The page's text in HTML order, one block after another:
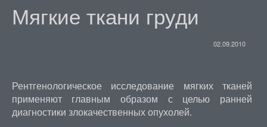
Мягкие ткани груди
02.09.2010
Рентгенологическое исследование мягких тканей
применяют главным образом с целью ранней
диагностики злокачественных опухолей.